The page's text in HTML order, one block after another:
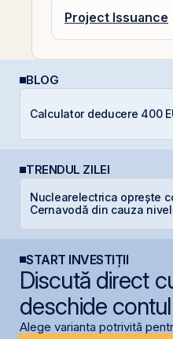
Project Issuance
BLOG
Calculator deducere 400
TRENDUL ZILEI
Nuclearelectrica oprește
Cernavodă din cauza
START INVESTIȚII
Discută direct
deschide contul
Alege varianta potrivită